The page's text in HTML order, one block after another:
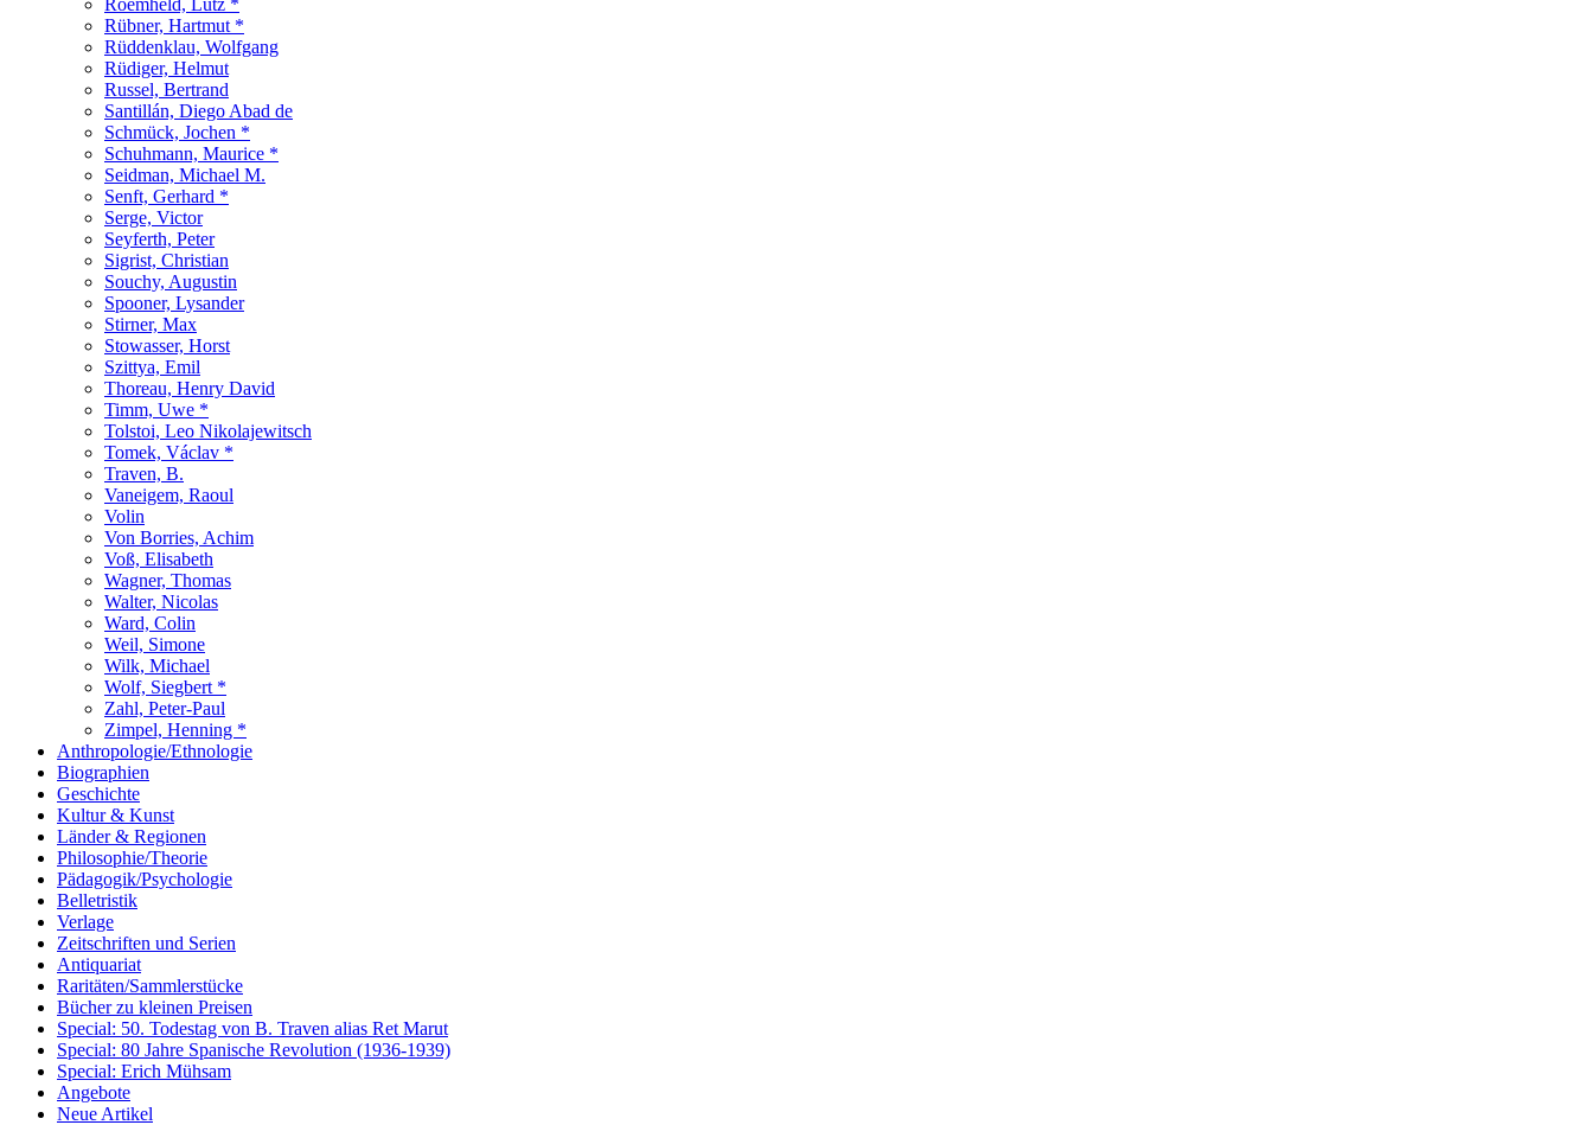
Roemheld, Lutz *
Rübner, Hartmut *
Rüddenklau, Wolfgang
Rüdiger, Helmut
Russel, Bertrand
Santillán, Diego Abad de
Schmück, Jochen *
Schuhmann, Maurice *
Seidman, Michael M.
Senft, Gerhard *
Serge, Victor
Seyferth, Peter
Sigrist, Christian
Souchy, Augustin
Spooner, Lysander
Stirner, Max
Stowasser, Horst
Szittya, Emil
Thoreau, Henry David
Timm, Uwe *
Tolstoi, Leo Nikolajewitsch
Tomek, Václav *
Traven, B.
Vaneigem, Raoul
Volin
Von Borries, Achim
Voß, Elisabeth
Wagner, Thomas
Walter, Nicolas
Ward, Colin
Weil, Simone
Wilk, Michael
Wolf, Siegbert *
Zahl, Peter-Paul
Zimpel, Henning *
Anthropologie/Ethnologie
Biographien
Geschichte
Kultur & Kunst
Länder & Regionen
Philosophie/Theorie
Pädagogik/Psychologie
Belletristik
Verlage
Zeitschriften und Serien
Antiquariat
Raritäten/Sammlerstücke
Bücher zu kleinen Preisen
Special: 50. Todestag von B. Traven alias Ret Marut
Special: 80 Jahre Spanische Revolution (1936-1939)
Special: Erich Mühsam
Angebote
Neue Artikel